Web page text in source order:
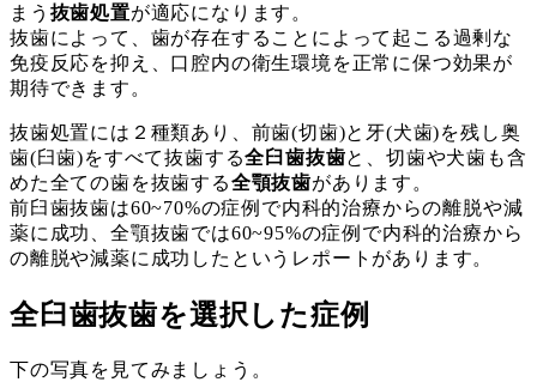
まう 抜歯処置が適応になります。
抜歯によって、歯が存在することによって起こる過剰な
免疫反応を抑え、口腔内の衛生環境を正常に保つ効果が
期待できます。
抜歯処置には２種類あり、前歯(切歯)と牙(犬歯)を残し奥
歯(臼歯)をすべて抜歯する全臼歯抜歯と、切歯や犬歯も含
めた全ての歯を抜歯する全顎抜歯があります。
前臼歯抜歯は60~70%の症例で内科的治療からの離脱や減
薬に成功、全顎抜歯では60~95%の症例で内科的治療から
の離脱や減薬に成功したというレポートがあります。
全臼歯抜歯を選択した症例
下の写真を見てみましょう。